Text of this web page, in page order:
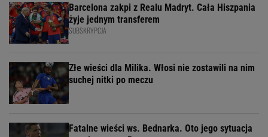
Barcelona zakpi z Realu Madryt. Cała Hiszpania
żyje jednym transferem
SUBSKRYPCJA
Złe wieści dla Milika. Włosi nie zostawili na nim
suchej nitki po meczu
Fatalne wieści ws. Bednarka. Oto jego sytuacja